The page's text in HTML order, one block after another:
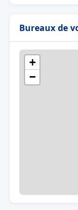
Bureaux de
+
−